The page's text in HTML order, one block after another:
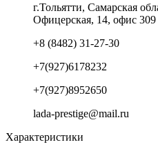
г.Тольятти, Самарская
Офицерская, 14, офис 309
+8 (8482) 31-27-30
+7(927)6178232
+7(927)8952650
lada-prestige@mail.ru
Характеристики